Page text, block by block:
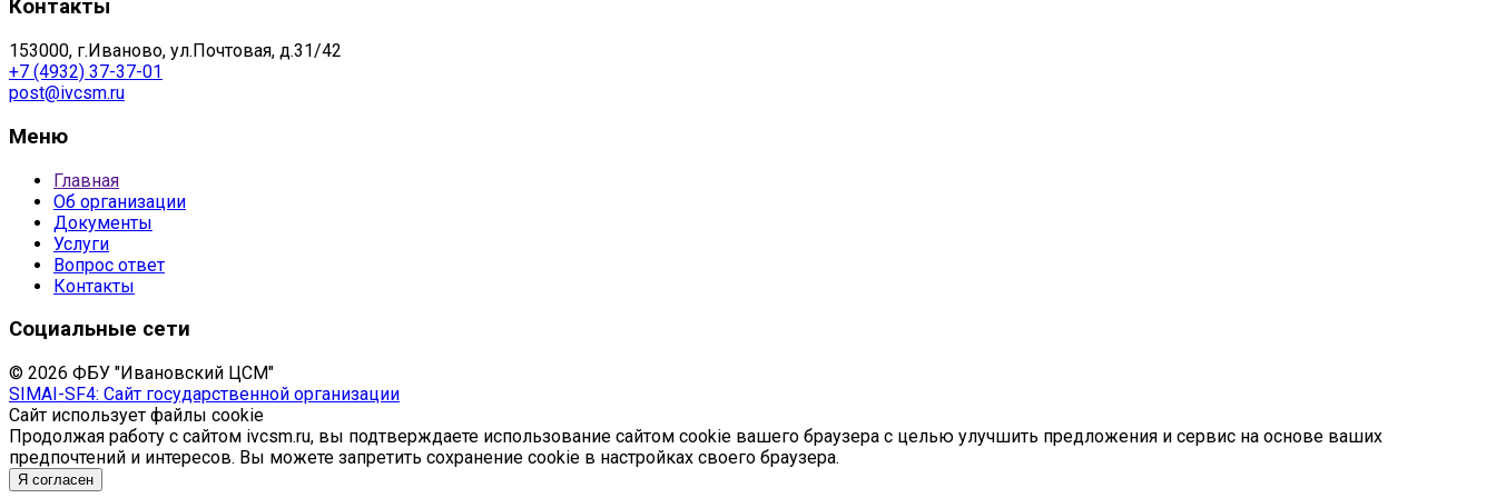
Контакты
153000, г.Иваново, ул.Почтовая, д.31/42
+7 (4932) 37-37-01
post@ivcsm.ru
Меню
Главная
Об организации
Документы
Услуги
Вопрос ответ
Контакты
Социальные сети
© 2026 ФБУ "Ивановский ЦСМ"
SIMAI-SF4: Сайт государственной организации
Сайт использует файлы cookie
Продолжая работу с сайтом ivcsm.ru, вы подтверждаете использование сайтом cookie вашего браузера с целью улучшить предложения и сервис на основе ваших
предпочтений и интересов. Вы можете запретить сохранение cookie в настройках своего браузера.
Я согласен